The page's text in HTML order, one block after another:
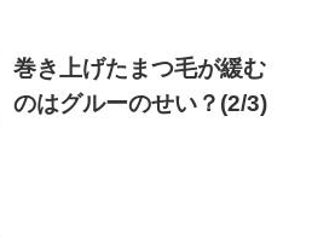
巻き上げたまつ毛が緩む
のはグルーのせい？(2/3)